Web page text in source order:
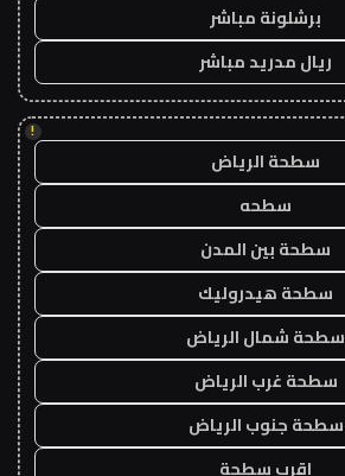
برشلونة مباشر
ريال مدريد مباشر
!
سطحة الرياض
سطحه
سطحة بين المدن
سطحة هيدروليك
سطحة شمال الرياض
سطحة غرب الرياض
سطحة جنوب الرياض
اقرب سطحة